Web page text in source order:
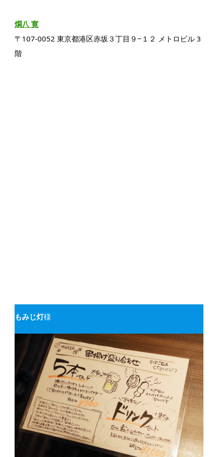
燗八 寛
〒107-0052 東京都港区赤坂３丁目９−１２ メトロビル 3
階
もみじ灯様